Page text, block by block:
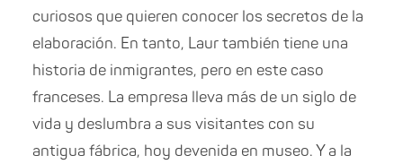
curiosos que quieren conocer los secretos de la
elaboración. En tanto, Laur también tiene una
historia de inmigrantes, pero en este caso
franceses. La empresa lleva más de un siglo de
vida y deslumbra a sus visitantes con su
antigua fábrica, hoy devenida en museo. Y a la